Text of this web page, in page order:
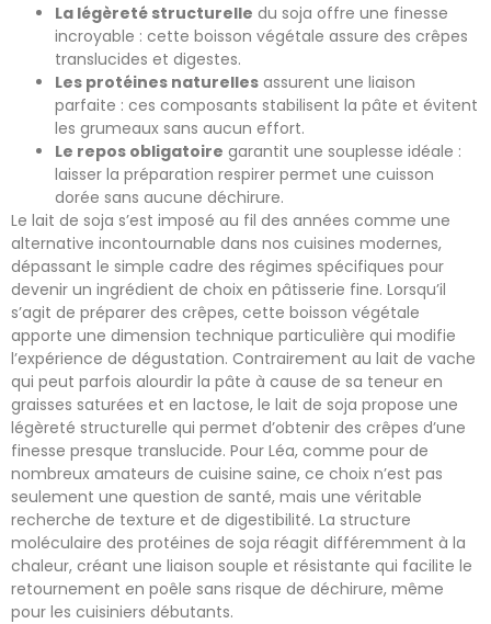
La légèreté structurelle du soja offre une finesse
incroyable : cette boisson végétale assure des crêpes
translucides et digestes.
Les protéines naturelles assurent une liaison
parfaite : ces composants stabilisent la pâte et évitent
les grumeaux sans aucun effort.
Le repos obligatoire garantit une souplesse idéale :
laisser la préparation respirer permet une cuisson
dorée sans aucune déchirure.
Le lait de soja s’est imposé au fil des années comme une
alternative incontournable dans nos cuisines modernes,
dépassant le simple cadre des régimes spécifiques pour
devenir un ingrédient de choix en pâtisserie fine. Lorsqu’il
s’agit de préparer des crêpes, cette boisson végétale
apporte une dimension technique particulière qui modifie
l’expérience de dégustation. Contrairement au lait de vache
qui peut parfois alourdir la pâte à cause de sa teneur en
graisses saturées et en lactose, le lait de soja propose une
légèreté structurelle qui permet d’obtenir des crêpes d’une
finesse presque translucide. Pour Léa, comme pour de
nombreux amateurs de cuisine saine, ce choix n’est pas
seulement une question de santé, mais une véritable
recherche de texture et de digestibilité. La structure
moléculaire des protéines de soja réagit différemment à la
chaleur, créant une liaison souple et résistante qui facilite le
retournement en poêle sans risque de déchirure, même
pour les cuisiniers débutants.